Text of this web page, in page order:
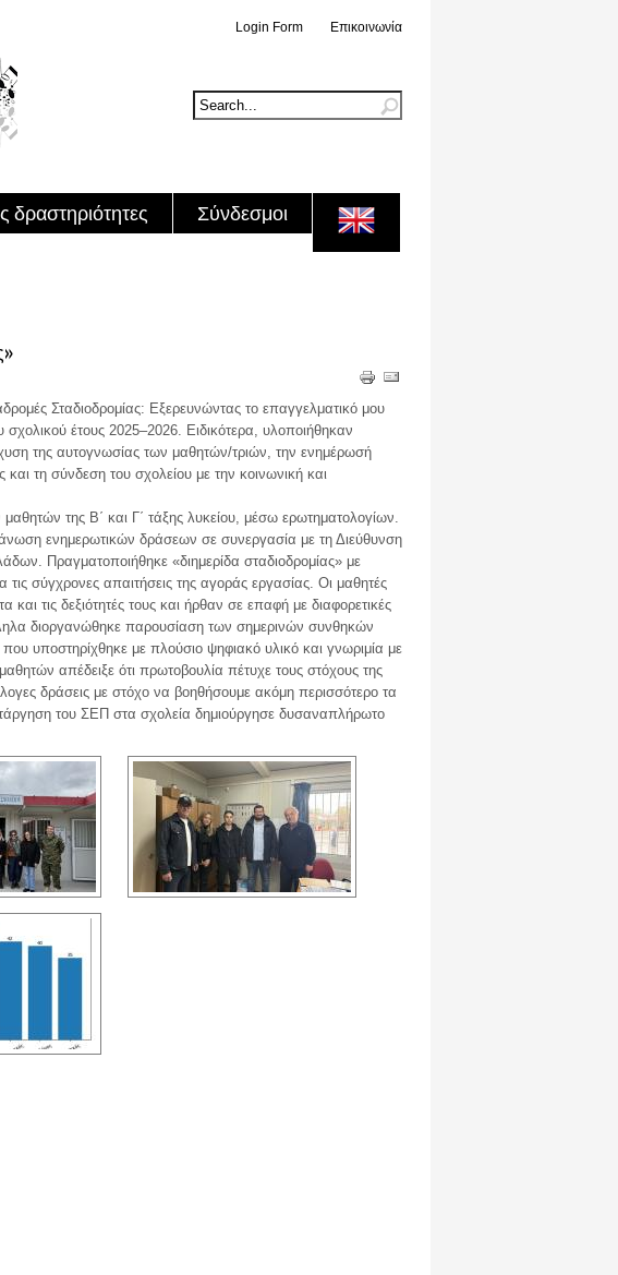
Login Form Επικοινωνία
δραστηριότητες Σύνδεσμοι
Σταδιοδρομίας: Εξερευνώντας το επαγγελματικό μου
έτους 2025–2026. Ειδικότερα, υλοποιήθηκαν
της αυτογνωσίας των μαθητών/τριών, την ενημέρωσή
και τη σύνδεση του σχολείου με την κοινωνική και
της Β΄ και Γ΄ τάξης λυκείου, μέσω ερωτηματολογίων.
ενημερωτικών δράσεων σε συνεργασία με τη Διεύθυνση
Πραγματοποιήθηκε «διημερίδα σταδιοδρομίας» με
σύγχρονες απαιτήσεις της αγοράς εργασίας. Οι μαθητές
τις δεξιότητές τους και ήρθαν σε επαφή με διαφορετικές
διοργανώθηκε παρουσίαση των σημερινών συνθηκών
υποστηρίχθηκε με πλούσιο ψηφιακό υλικό και γνωριμία με
απέδειξε ότι πρωτοβουλία πέτυχε τους στόχους της
δράσεις με στόχο να βοηθήσουμε ακόμη περισσότερο τα
του ΣΕΠ στα σχολεία δημιούργησε δυσαναπλήρωτο